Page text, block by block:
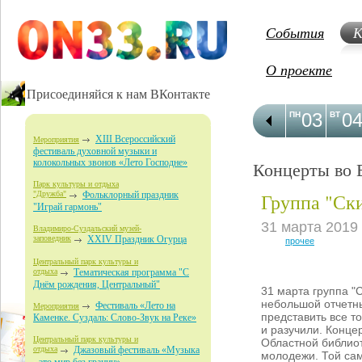
Присоединяйся к нам ВКонтакте
Мероприятия
XIII Всероссийский
фестиваль духовной музыки и
колокольных звонов «Лето Господне»
Парк культуры и отдыха
"Дружба"
Фольклорный праздник
"Играй гармонь"
Владимиро-Суздальский музей-
заповедник XXIV Праздник Огурца
Центральный парк культуры и
отдыха
Тематическая программа "С
Днём рождения, Центральный"
Мероприятия
Фестиваль «Лето на
Каменке. Суздаль: Слово-Звук на Реке»
Центральный парк культуры и
отдыха
Джазовый фестиваль «Музыка
События
О проекте
03
ПН 04
ВТ
Концерты во
Группа
31 марта 2019
прочее
31 марта группа
небольшой
представить все
и разучили.
Областной
молодежи. Той